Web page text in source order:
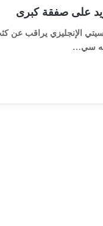
على صفقة كبرى
سيتي الإنجليزي يراقب عن
إيه سي…